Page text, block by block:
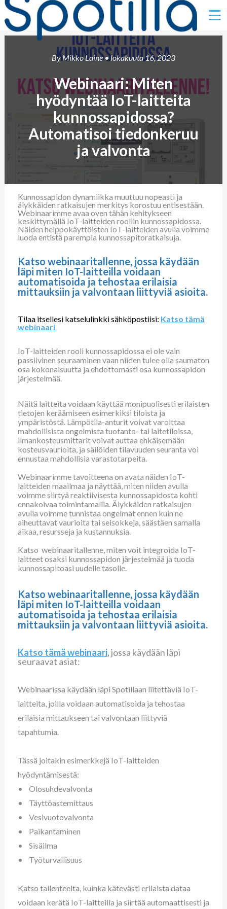
Ë
ByMikko Laine• lokakuuta 16, 2023
Webinaari: Miten
hyödyntää IoT-laitteita
kunnossapidossa?
Automatisoi tiedonkeruu
ja valvonta
Kunnossapidon dynamiikka muuttuu nopeasti ja
älykkäiden ratkaisujen merkitys korostuu entisestään.
Webinaarimme avaa oven tähän kehitykseen
keskittymällä IoT-laitteiden rooliin kunnossapidossa.
Näiden helppokäyttöisten IoT-laitteiden avulla voimme
luoda entistä parempia kunnossapitoratkaisuja.
Katso webinaaritallenne, jossa käydään
läpi miten IoT-laitteilla voidaan
automatisoida ja tehostaa erilaisia
mittauksiin ja valvontaan liittyviä asioita.
Tilaa itsellesi katselulinkki sähköpostiisi: Katso tämä
webinaari
IoT-laitteiden rooli kunnossapidossa ei ole vain
passiivinen seuraaminen vaan niiden tulee olla saumaton
osa kokonaisuutta ja ehdottomasti osa kunnossapidon
järjestelmää.
Näitä laitteita voidaan käyttää monipuolisesti erilaisten
tietojen keräämiseen esimerkiksi tiloista ja
ympäristöstä. Lämpötila-anturit voivat varoittaa
mahdollisista ongelmista tuotanto- tai laitetiloissa,
ilmankosteusmittarit voivat auttaa ehkäisemään
kosteusvaurioita, ja säilöiden tilavuuden seuranta voi
ennustaa mahdollisia varastotarpeita.
Webinaarimme tavoitteena on avata näiden IoT-
laitteiden maailmaa ja näyttää, miten niiden avulla
voimme siirtyä reaktiivisesta kunnossapidosta kohti
ennakoivaa toimintamallia. Älykkäiden ratkaisujen
avulla voimme tunnistaa ongelmat ennen kuin ne
aiheuttavat vaurioita tai seisokkeja, säästäen samalla
aikaa, resursseja ja kustannuksia.
Katso webinaaritallenne, miten voit integroida IoT-
laitteet osaksi kunnossapidon järjestelmää ja tuoda
kunnossapitoasi uudelle tasolle.
Katso webinaaritallenne, jossa käydään
läpi miten IoT-laitteilla voidaan
automatisoida ja tehostaa erilaisia
mittauksiin ja valvontaan liittyviä asioita.
Katso tämä webinaari,jossa käydään läpi
seuraavat asiat:
Webinaarissa käydään läpi Spotillaan liitettäviä IoT-
laitteita, joilla voidaan automatisoida ja tehostaa
erilaisia mittaukseen tai valvontaan liittyviä
tapahtumia.
Tässä joitakin esimerkkejä IoT-laitteiden
hyödyntämisestä:
• Olosuhdevalvonta
• Täyttöastemittaus
• Vesivuotovalvonta
• Paikantaminen
• Sisäilma
• Työturvallisuus
Katso tallenteelta, kuinka kätevästi erilaista dataa
voidaan kerätä IoT-laitteilla ja siirtää automaattisesti ja